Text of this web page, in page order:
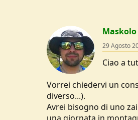
o
r
e
D
s
c
u
d
i
n
i
i
Maskolo
29 Agosto
Ciao a
Vorrei chiedervi un
diverso...).
Avrei bisogno di uno